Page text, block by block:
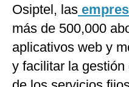
Osiptel, las
más de 500,000
aplicativos web y
y facilitar la